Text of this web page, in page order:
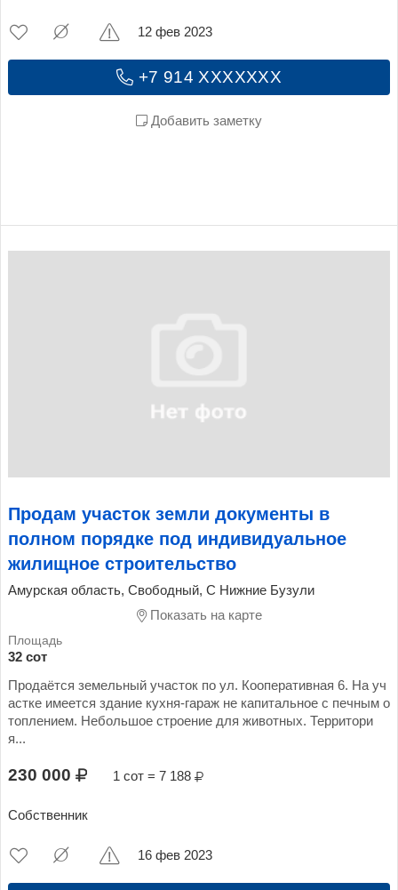
+7 914 XXXXXXX
Добавить заметку
12 фев 2023
Продам участок земли документы в
полном порядке под индивидуальное
жилищное строительство
Амурская область, Свободный, С Нижние Бузули
Показать на карте
32 сот
Продаётся земельный участок по ул. Кооперативная 6. На уч
астке имеется здание кухня-гараж не капитальное с печным о
топлением. Небольшое строение для животных. Территори
я...
230 000 1 сот = 7 188
Собственник
16 фев 2023